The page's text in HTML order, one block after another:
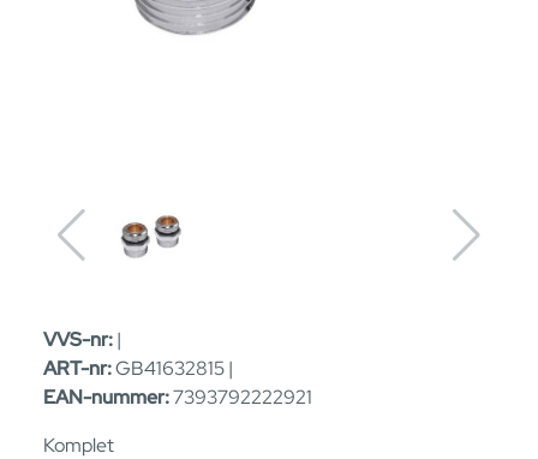
VVS-nr:|
ART-nr:GB41632815 |
EAN-nummer:7393792222921
Komplet